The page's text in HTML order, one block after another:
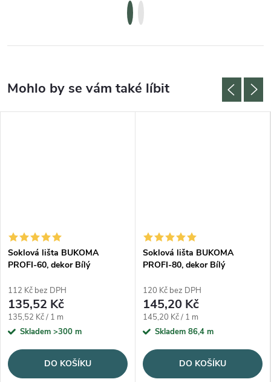
Soklová lišta BUKOMA
PROFI-60, dekor Bílý
112 Kč bez DPH
135,52 Kč
Měrná cena:
135,52 Kč / 1 m
Skladem >300 m
DO KOŠÍKU
Soklová lišta BUKOMA
PROFI-80, dekor Bílý
120 Kč bez DPH
145,20 Kč
Měrná cena:
145,20 Kč / 1 m
Skladem 86,4 m
DO KOŠÍKU